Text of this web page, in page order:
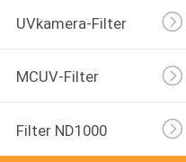
UVkamera-Filter
MCUV-Filter
Filter ND1000